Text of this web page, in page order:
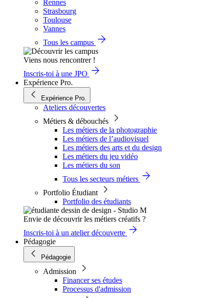
Rennes
Strasbourg
Toulouse
Vannes
Tous les campus
Viens nous rencontrer !
Inscris-toi à une JPO
Expérience Pro.
Expérience Pro.
Ateliers découvertes
Métiers & débouchés
Les métiers de la photographie
Les métiers de l’audiovisuel
Les métiers des arts et du design
Les métiers du jeu vidéo
Les métiers du son
Tous les secteurs métiers
Portfolio Étudiant
Portfolio des étudiants
Envie de découvrir les métiers créatifs ?
Inscris-toi à un atelier découverte
Pédagogie
Pédagogie
Admission
Financer ses études
Processus d'admission